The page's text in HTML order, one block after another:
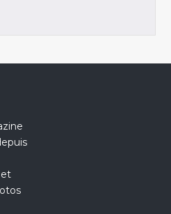
et